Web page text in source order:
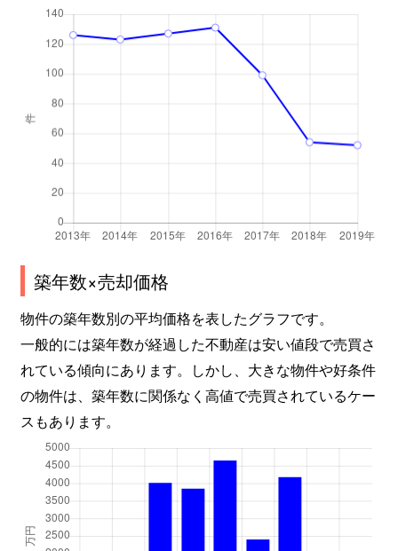
築年数×売却価格
物件の築年数別の平均価格を表したグラフです。
一般的には築年数が経過した不動産は安い値段で売買さ
れている傾向にあります。しかし、大きな物件や好条件
の物件は、築年数に関係なく高値で売買されているケー
スもあります。